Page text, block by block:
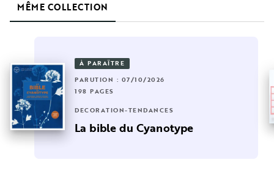
MÊME COLLECTION
À PARAÎTRE
PARUTION : 07/10/2026
198 PAGES
DÉCORATION-TENDANCES
La bible du Cyanotype